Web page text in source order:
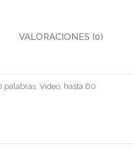
VALORACIONES (0)
palabras, Video, hasta 60